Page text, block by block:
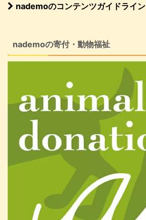
nademoのコンテンツガイドライン
nademoの寄付・動物福祉